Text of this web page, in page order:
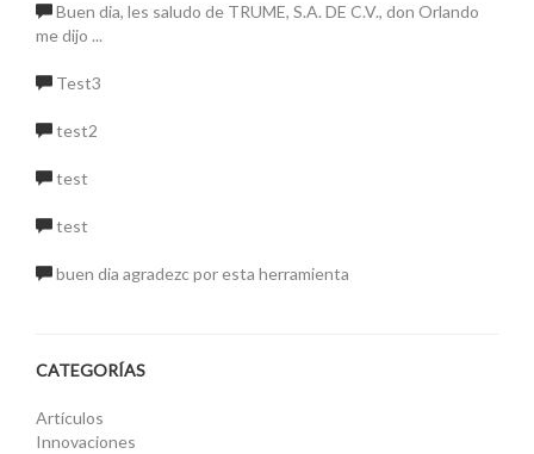
Buen dia, les saludo de TRUME, S.A. DE C.V., don Orlando
me dijo ...
Test3
test2
test
test
buen dia agradezc por esta herramienta
CATEGORÍAS
Artículos
Innovaciones